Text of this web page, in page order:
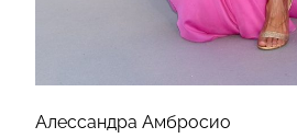
Алессандра Амбросио